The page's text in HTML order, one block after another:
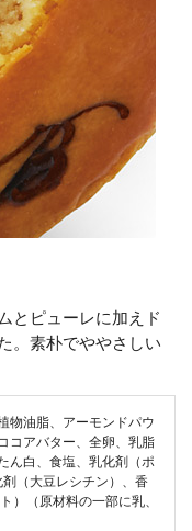
とピューレに加えド
。素朴でややさしい
物油脂、アーモンドパウ
コアバター、全卵、乳脂
ん白、食塩、乳化剤（ポ
剤（大豆レシチン）、香
）（原材料の一部に乳、